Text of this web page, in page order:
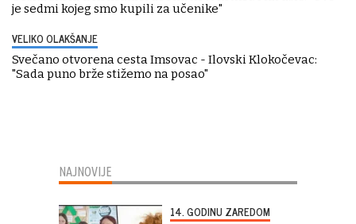
je sedmi kojeg smo kupili za učenike"
VELIKO OLAKŠANJE
Svečano otvorena cesta Imsovac - Ilovski Klokočevac:
"Sada puno brže stižemo na posao"
NAJNOVIJE
14. GODINU ZAREDOM